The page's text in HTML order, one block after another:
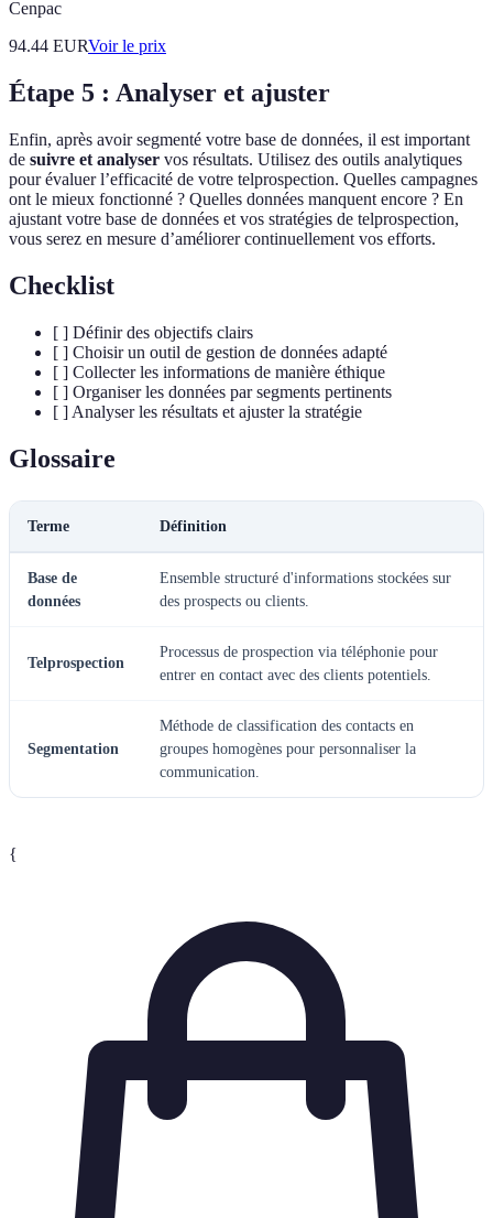
Cenpac
94.44 EURVoir le prix
Étape 5 : Analyser et ajuster
Enfin, après avoir segmenté votre base de données, il est important
de suivre et analyser vos résultats. Utilisez des outils analytiques
pour évaluer l’efficacité de votre telprospection. Quelles campagnes
ont le mieux fonctionné ? Quelles données manquent encore ? En
ajustant votre base de données et vos stratégies de telprospection,
vous serez en mesure d’améliorer continuellement vos efforts.
Checklist
[ ] Définir des objectifs clairs
[ ] Choisir un outil de gestion de données adapté
[ ] Collecter les informations de manière éthique
[ ] Organiser les données par segments pertinents
[ ] Analyser les résultats et ajuster la stratégie
Glossaire
Terme Définition
Base de
données
Ensemble structuré d'informations stockées sur
des prospects ou clients.
Telprospection
Processus de prospection via téléphonie pour
entrer en contact avec des clients potentiels.
Segmentation
Méthode de classification des contacts en
groupes homogènes pour personnaliser la
communication.
{